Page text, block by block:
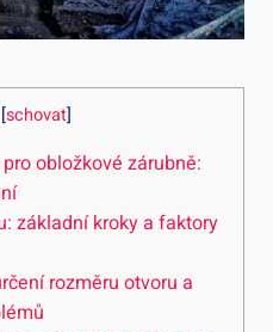
[schovat]
obložkové zárubně:
základní kroky a faktory
rozměru otvoru a